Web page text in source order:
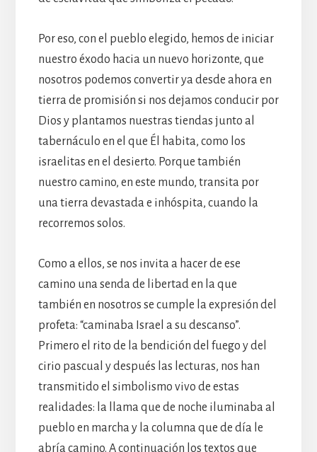
Por eso, con el pueblo elegido, hemos de iniciar
nuestro éxodo hacia un nuevo horizonte, que
nosotros podemos convertir ya desde ahora en
tierra de promisión si nos dejamos conducir por
Dios y plantamos nuestras tiendas junto al
tabernáculo en el que Él habita, como los
israelitas en el desierto. Porque también
nuestro camino, en este mundo, transita por
una tierra devastada e inhóspita, cuando la
recorremos solos.
Como a ellos, se nos invita a hacer de ese
camino una senda de libertad en la que
también en nosotros se cumple la expresión del
profeta: “caminaba Israel a su descanso”.
Primero el rito de la bendición del fuego y del
cirio pascual y después las lecturas, nos han
transmitido el simbolismo vivo de estas
realidades: la llama que de noche iluminaba al
pueblo en marcha y la columna que de día le
abría camino. A continuación los textos que